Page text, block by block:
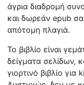
άγρια διαδρομή
και δωρεάν epub
απότομη πλαγιά.
Το βιβλίο είναι
δείγματα σελίδων,
γιορτινό βιβλίο